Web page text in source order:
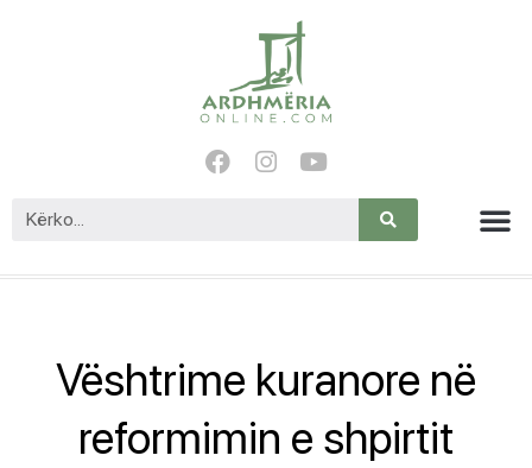
Vështrime kuranore në
reformimin e shpirtit